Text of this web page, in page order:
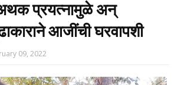
अथक प्रयत्नामुळे अन्
आजींची घरवापशी
09, 2022